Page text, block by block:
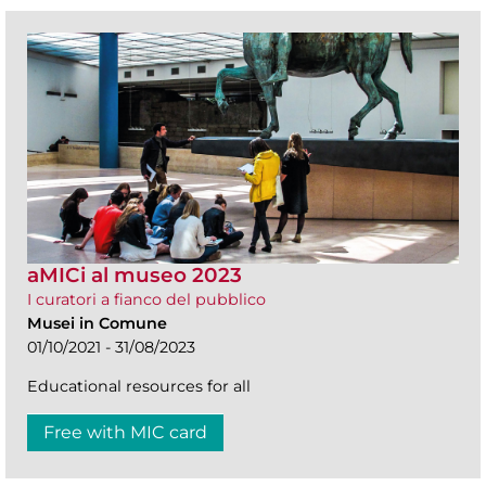
aMICi al museo 2023
I curatori a fianco del pubblico
Musei in Comune
01/10/2021 - 31/08/2023
Educational resources for all
Free with MIC card